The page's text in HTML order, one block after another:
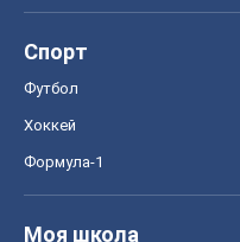
Спорт
Футбол
Хоккей
Формула-1
Моя школа